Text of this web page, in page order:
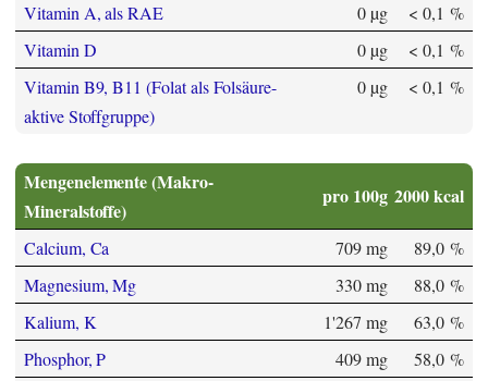
Vitamin A, als RAE
0 µg
< 0,1 %
Vitamin D
0 µg
< 0,1 %
Vitamin B9, B11 (Folat als Folsäure-
aktive Stoffgruppe)
0 µg < 0,1 %
Mengenelemente (Makro-
Mineralstoffe)
pro 100g 2000 kcal
Calcium, Ca 709 mg
89,0 %
Magnesium, Mg
330 mg
88,0 %
Kalium, K
1'267 mg
63,0 %
Phosphor, P
409 mg
58,0 %